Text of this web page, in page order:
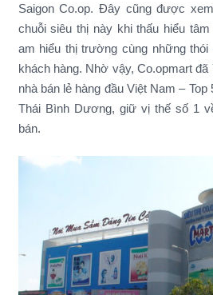
Saigon Co.op. Đây cũng được
chuỗi siêu thị này khi thấu hiểu
am hiểu thị trường cùng những thói
khách hàng. Nhờ vậy, Co.opmart đã
nhà bán lẻ hàng đầu Việt Nam –
Thái Bình Dương, giữ vị thế số 1
bán.